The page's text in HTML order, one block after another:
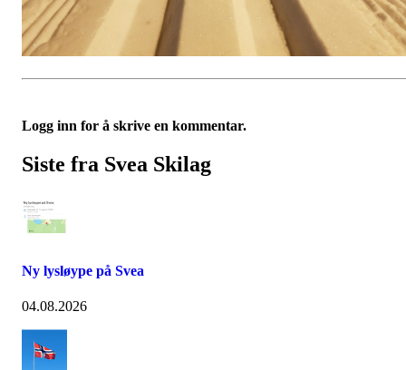
Logg inn for å skrive en kommentar.
Siste fra Svea Skilag
Ny lysløype på Svea
04.08.2026